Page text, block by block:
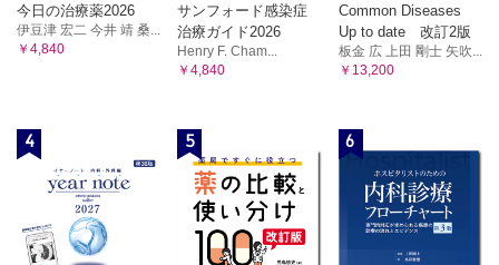
今日の治療薬2026
伊豆津 宏二 今井 靖 桑...
￥4,840
サンフォード感染症
治療ガイド2026
Henry F. Cham...
￥4,840
Common Diseases
Up to date 改訂2版
板金 広 上田 剛士 矢吹...
￥13,200
4 5 6